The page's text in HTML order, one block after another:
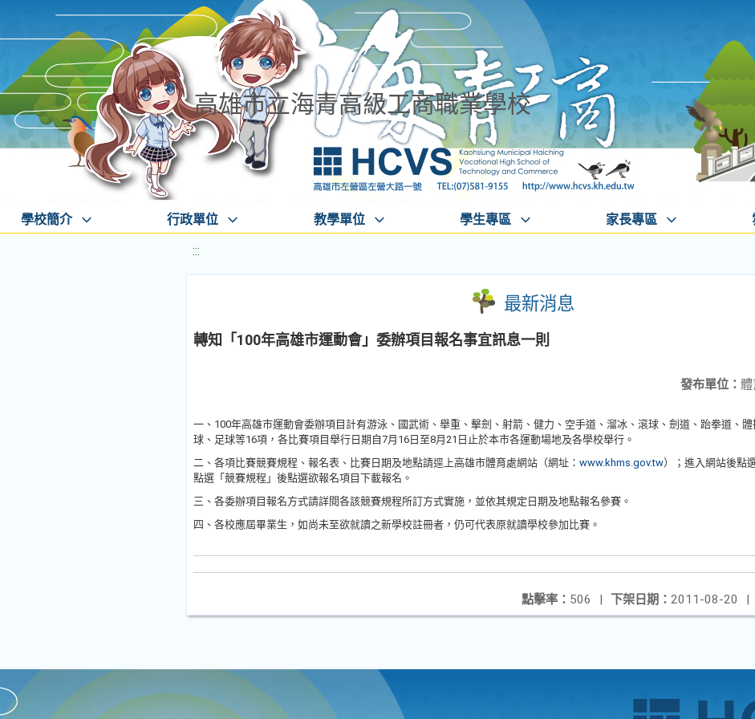
高雄市立海青高級工商職業學校
學校簡介 行政單位 教學單位 學生專區 家長專區
:::
最新消息
轉知「100年高雄市運動會」委辦項目報名事宜訊息一則
發布單位： 體
一、100年高雄市運動會委辦項目計有游泳、國武術、舉重、擊劍、射箭、健力、空手道、溜冰、滾球、劍道、跆拳道、
球、足球等16項，各比賽項目舉行日期自7月16日至8月21日止於本市各運動場地及各學校舉行。
二、各項比賽競賽規程、報名表、比賽日期及地點請逕上高雄市體育處網站（網址： www.khms.gov.tw）；進入網站後點
點選「競賽規程」後點選欲報名項目下載報名。
三、各委辦項目報名方式請詳閱各該競賽規程所訂方式實施，並依其規定日期及地點報名參賽。
四、各校應屆畢業生，如尚未至欲就讀之新學校註冊者，仍可代表原就讀學校參加比賽。
下架日期： 2011-08-20 |
點擊率： 506 |